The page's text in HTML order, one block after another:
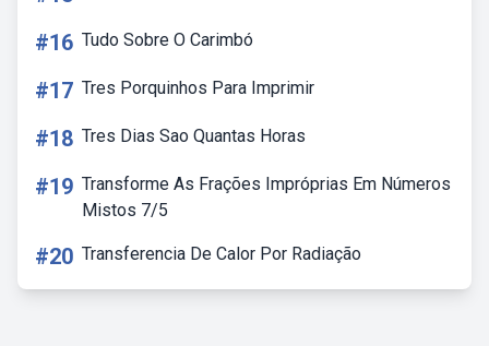
#16 Tudo Sobre O Carimbó
#17 Tres Porquinhos Para Imprimir
#18 Tres Dias Sao Quantas Horas
#19 Transforme As Frações Impróprias Em Números
Mistos 7/5
#20 Transferencia De Calor Por Radiação